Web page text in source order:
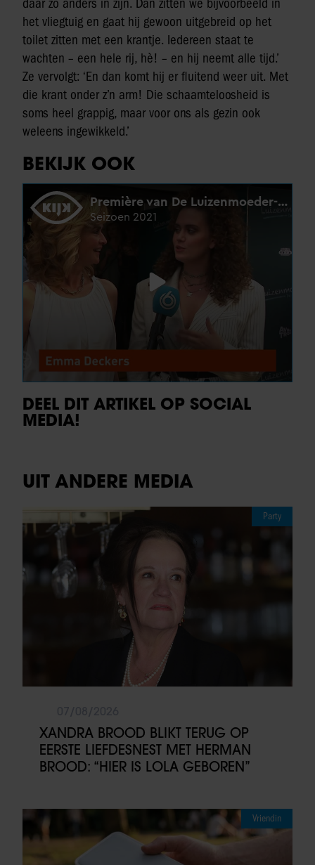
daar zó anders in zijn. Dan zitten we bijvoorbeeld in
het vliegtuig en gaat hij gewoon uitgebreid op het
toilet zitten met een krantje. Iedereen staat te
wachten – een hele rij, hè! – en hij neemt alle tijd.’
Ze vervolgt: ‘En dan komt hij er fluitend weer uit. Met
die krant onder z’n arm! Die schaamteloosheid is
soms heel grappig, maar voor ons als gezin ook
weleens ingewikkeld.’
BEKIJK OOK
DEEL DIT ARTIKEL OP SOCIAL
MEDIA!
UIT ANDERE MEDIA
Party
XANDRA BROOD BLIKT TERUG OP
EERSTE LIEFDESNEST MET HERMAN
BROOD: “HIER IS LOLA GEBOREN”
Vriendin